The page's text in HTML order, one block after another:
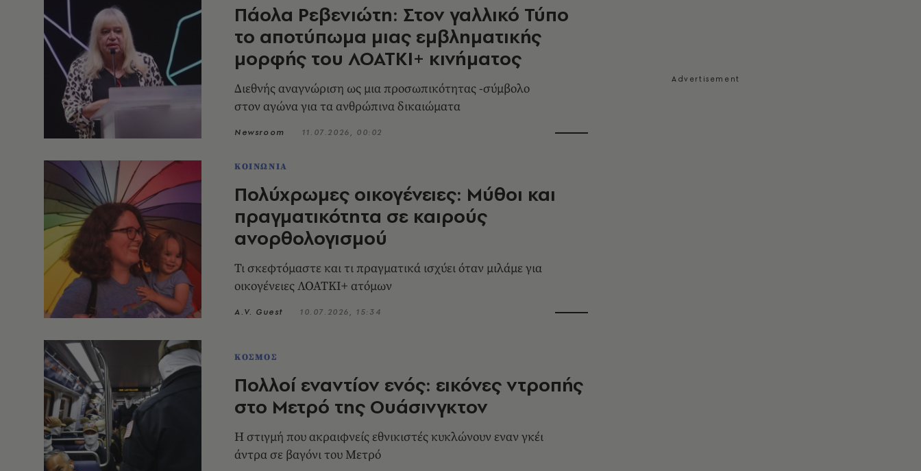
Πάολα Ρεβενιώτη: Στον γαλλικό Τύπο
το αποτύπωμα μιας εμβληματικής
μορφής του ΛΟΑΤΚΙ+ κινήματος
Διεθνής αναγνώριση ως μια προσωπικότητας -σύμβολο
στον αγώνα για τα ανθρώπινα δικαιώματα
Newsroom 11.07.2026, 00:02
ΚΟΙΝΩΝΙΑ
Πολύχρωμες οικογένειες: Μύθοι και
πραγματικότητα σε καιρούς
ανορθολογισμού
Τι σκεφτόμαστε και τι πραγματικά ισχύει όταν μιλάμε για
οικογένειες ΛΟΑΤΚΙ+ ατόμων
A.V. Guest 10.07.2026, 15:34
ΚΟΣΜΟΣ
Πολλοί εναντίον ενός: εικόνες ντροπής
στο Μετρό της Ουάσινγκτον
Η στιγμή που ακραιφνείς εθνικιστές κυκλώνουν εναν γκέι
άντρα σε βαγόνι του Μετρό